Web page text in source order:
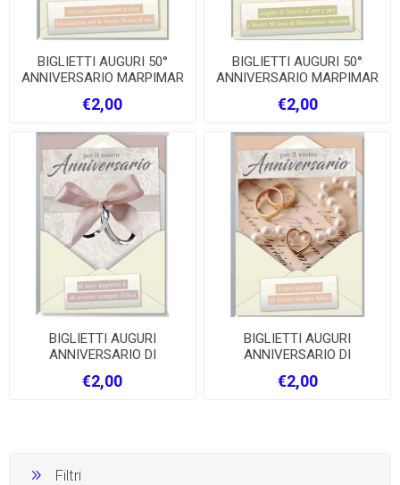
BIGLIETTI AUGURI 50°
ANNIVERSARIO MARPIMAR
€2,00
BIGLIETTI AUGURI 50°
ANNIVERSARIO MARPIMAR
€2,00
BIGLIETTI AUGURI
ANNIVERSARIO DI
€2,00
BIGLIETTI AUGURI
ANNIVERSARIO DI
€2,00
Filtri